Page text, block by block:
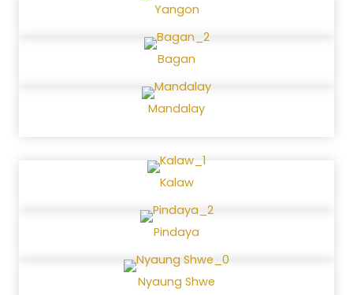
Yangon
Bagan
Mandalay
Kalaw
Pindaya
Nyaung Shwe